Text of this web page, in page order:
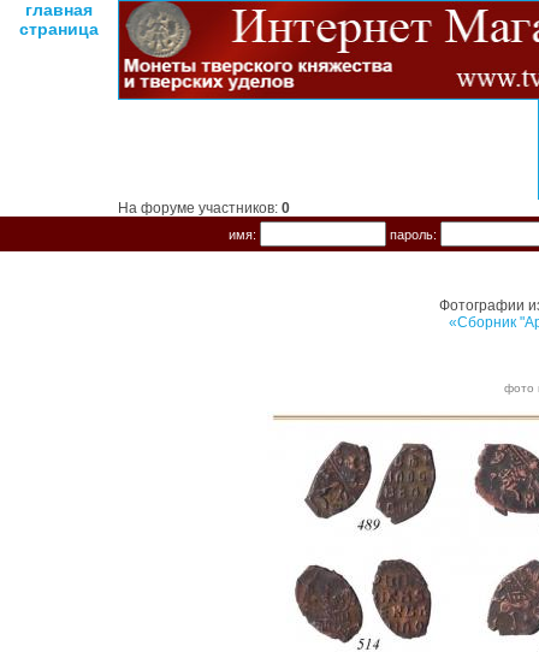
главная
страница
На форуме участников: 0
имя: пароль:
Фотографии
«Сборник
фото